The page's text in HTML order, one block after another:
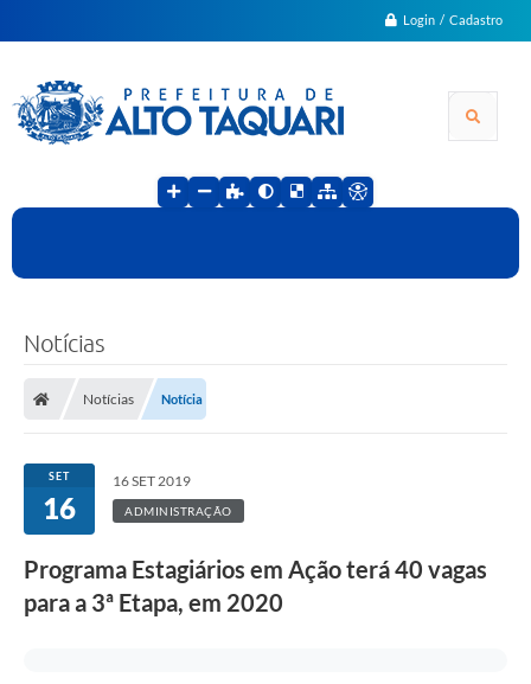
Login / Cadastro
Notícias
Notícias Notícia
SET
16
16 SET 2019
ADMINISTRAÇÃO
Programa Estagiários em Ação terá 40 vagas
para a 3ª Etapa, em 2020